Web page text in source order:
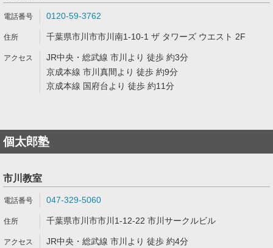
0120-59-3762
千葉県市川市市川南1-10-1 ザ タワーズ ウエスト 2F
JR中央・総武線 市川より 徒歩 約3分
京成本線 市川真間より 徒歩 約9分
京成本線 国府台より 徒歩 約11分
個太郎塾
市川教室
047-329-5060
千葉県市川市市川1-12-22 市川サークルビル
JR中央・総武線 市川より 徒歩 約4分